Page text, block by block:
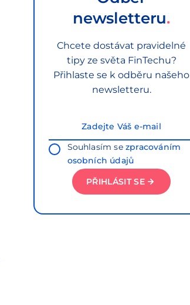
newsletteru
Chcete dostávat pravidelné
tipy ze světa FinTechu?
Přihlaste se k odběru našeho
newsletteru.
Souhlasím sezpracováním
osobních údajů
PŘIHLÁSIT SE